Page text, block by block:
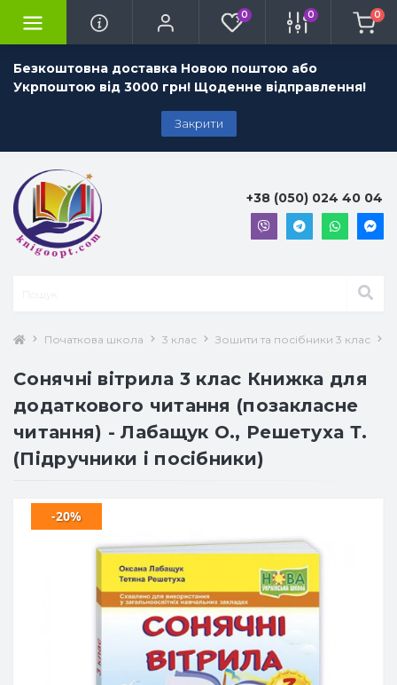
Безкоштовна доставка Новою поштою або
Укрпоштою від 3000 грн! Щоденне відправлення!
Закрити
0 0 0
+38 (050) 024 40 04
Початкова школа 3 клас Зошити та посібники 3 клас
Сонячні вітрила 3 клас Книжка для
додаткового читання (позакласне
читання) - Лабащук О., Решетуха Т.
(Підручники і посібники)
-20%